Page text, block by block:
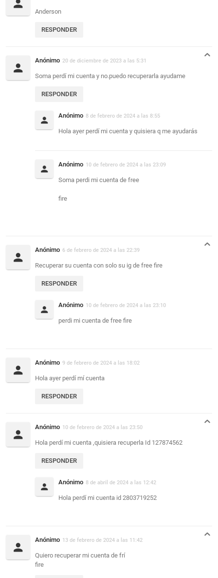
Anderson
RESPONDER
Anónimo 20 de diciembre de 2023 a las 5:31
Soma perdí mi cuenta y no.puedo recuperarla ayudame
RESPONDER
Anónimo 8 de febrero de 2024 a las 8:55
Hola ayer perdí mi cuenta y quisiera q me ayudarás
Anónimo 10 de febrero de 2024 a las 23:09
Soma perdi mi cuenta de free
fire
Anónimo 6 de febrero de 2024 a las 22:39
Recuperar su cuenta con solo su ig de free fire
RESPONDER
Anónimo 10 de febrero de 2024 a las 23:10
perdi mi cuenta de free fire
Anónimo 9 de febrero de 2024 a las 18:02
Hola ayer perdí mí cuenta
RESPONDER
Anónimo 10 de febrero de 2024 a las 23:50
Hola perdí mi cuenta ,quisiera recuperla Id 127874562
RESPONDER
Anónimo 8 de abril de 2024 a las 12:42
Hola perdí mi cuenta id 2803719252
Anónimo 13 de febrero de 2024 a las 11:42
Quiero recuperar mi cuenta de frí
fire